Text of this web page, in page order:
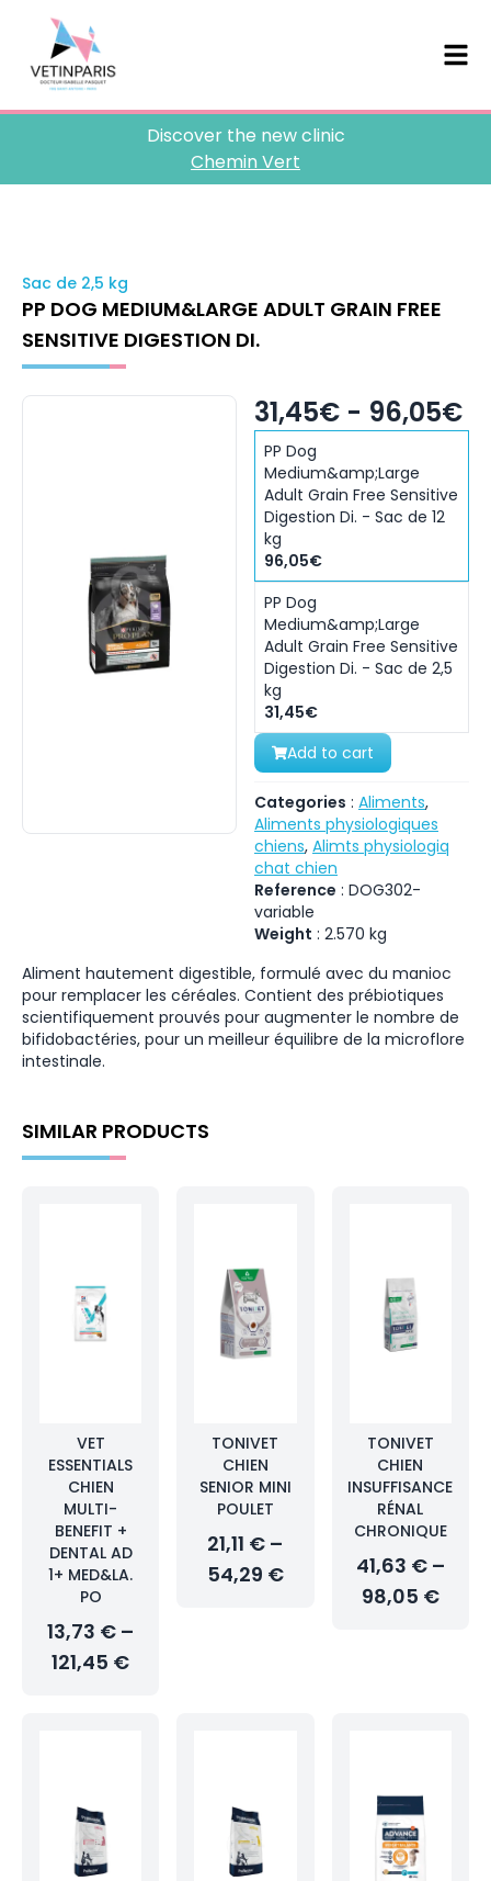
Discover the new clinic
Chemin Vert
Sac de 2,5 kg
PP DOG MEDIUM&LARGE ADULT GRAIN FREE
SENSITIVE DIGESTION DI.
31,45€ - 96,05€
PP Dog
Medium&amp;Large
Adult Grain Free Sensitive
Digestion Di. - Sac de 12
kg
96,05€
PP Dog
Medium&amp;Large
Adult Grain Free Sensitive
Digestion Di. - Sac de 2,5
kg
31,45€
Add to cart
Categories : Aliments,
Aliments physiologiques
chiens, Alimts physiologiq
chat chien
Reference : DOG302-
variable
Weight : 2.570 kg
Aliment hautement digestible, formulé avec du manioc
pour remplacer les céréales. Contient des prébiotiques
scientifiquement prouvés pour augmenter le nombre de
bifidobactéries, pour un meilleur équilibre de la microflore
intestinale.
SIMILAR PRODUCTS
VET
ESSENTIALS
CHIEN
MULTI-
BENEFIT +
DENTAL AD
1+ MED&LA.
PO
13,73 € –
121,45 €
TONIVET
CHIEN
SENIOR MINI
POULET
21,11 € –
54,29 €
TONIVET
CHIEN
INSUFFISANCE
RÉNAL
CHRONIQUE
41,63 € –
98,05 €